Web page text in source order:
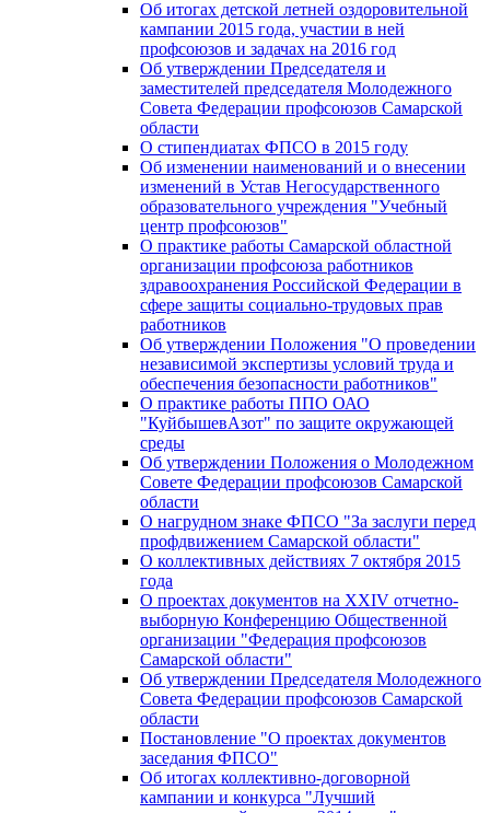
Об итогах детской летней оздоровительной
кампании 2015 года, участии в ней
профсоюзов и задачах на 2016 год
Об утверждении Председателя и
заместителей председателя Молодежного
Совета Федерации профсоюзов Самарской
области
О стипендиатах ФПСО в 2015 году
Об изменении наименований и о внесении
изменений в Устав Негосударственного
образовательного учреждения "Учебный
центр профсоюзов"
О практике работы Самарской областной
организации профсоюза работников
здравоохранения Российской Федерации в
сфере защиты социально-трудовых прав
работников
Об утверждении Положения "О проведении
независимой экспертизы условий труда и
обеспечения безопасности работников"
О практике работы ППО ОАО
"КуйбышевАзот" по защите окружающей
среды
Об утверждении Положения о Молодежном
Совете Федерации профсоюзов Самарской
области
О нагрудном знаке ФПСО "За заслуги перед
профдвижением Самарской области"
О коллективных действиях 7 октября 2015
года
О проектах документов на XXIV отчетно-
выборную Конференцию Общественной
организации "Федерация профсоюзов
Самарской области"
Об утверждении Председателя Молодежного
Совета Федерации профсоюзов Самарской
области
Постановление "О проектах документов
заседания ФПСО"
Об итогах коллективно-договорной
кампании и конкурса "Лучший